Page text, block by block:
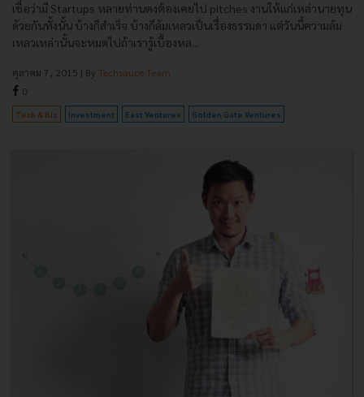
เชื่อว่ามี Startups หลายท่านคงต้องเคยไป pitches งานให้แก่เหล่านายทุน
ด้วยกันทั้งนั้น บ้างก็สำเร็จ บ้างก็ล้มเหลวเป็นเรื่องธรรมดา แต่วันนี้ความล้ม
เหลวเหล่านั้นจะหมดไปถ้าเรารู้เบื้องหล...
ตุลาคม 7, 2015 | By Techsauce Team
0
Tech & Biz Investment East Ventures Golden Gate Ventures